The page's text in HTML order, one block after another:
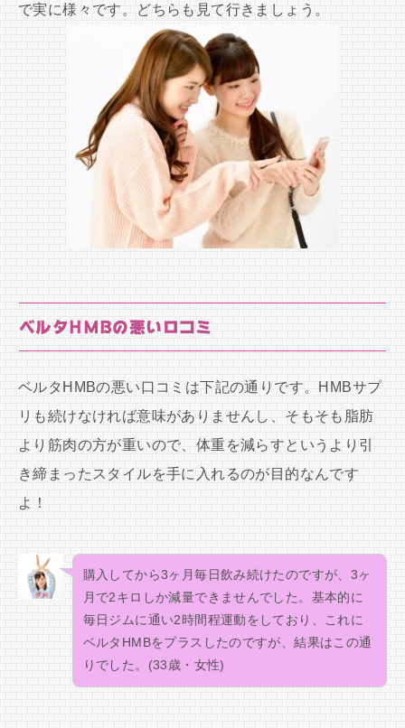
で実に様々です。どちらも見て行きましょう。
ベルタHMBの悪い口コミ
ベルタHMBの悪い口コミは下記の通りです。HMBサプ
リも続けなければ意味がありませんし、そもそも脂肪
より筋肉の方が重いので、体重を減らすというより引
き締まったスタイルを手に入れるのが目的なんです
よ！
購入してから3ヶ月毎日飲み続けたのですが、3ヶ
月で2キロしか減量できませんでした。基本的に
毎日ジムに通い2時間程運動をしており、これに
ベルタHMBをプラスしたのですが、結果はこの通
りでした。(33歳・女性)